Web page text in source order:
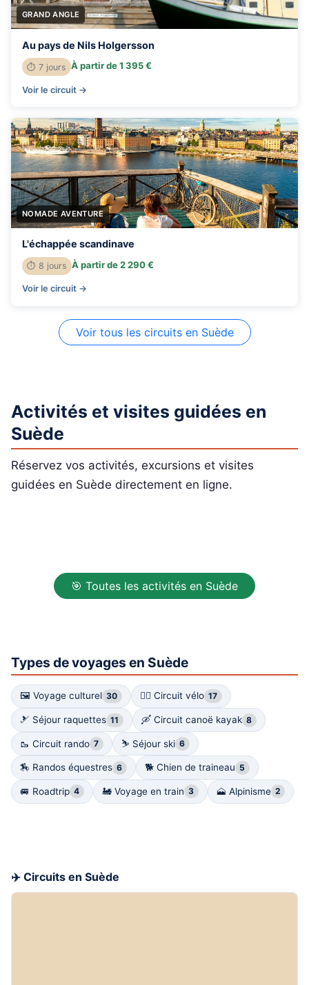
GRAND ANGLE
Au pays de Nils Holgersson
⏱ 7 jours À partir de 1 395 €
Voir le circuit →
NOMADE AVENTURE
L'échappée scandinave
⏱ 8 jours À partir de 2 290 €
Voir le circuit →
Voir tous les circuits en Suède
Activités et visites guidées en
Suède
Réservez vos activités, excursions et visites
guidées en Suède directement en ligne.
🎯 Toutes les activités en Suède
Types de voyages en Suède
🖼 Voyage culturel 30 🚴‍♀️ Circuit vélo 17
🎿 Séjour raquettes 11 🛶 Circuit canoë kayak 8
🥾 Circuit rando 7 ⛷ Séjour ski 6
🏇 Randos équestres 6 🐕 Chien de traineau 5
🚐 Roadtrip 4 🚂 Voyage en train 3 🗻 Alpinisme 2
✈️ Circuits en Suède